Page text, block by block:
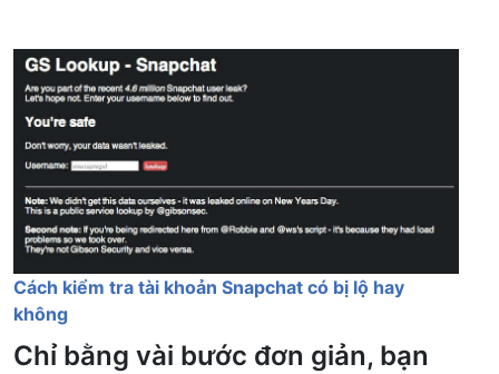
Cách kiểm tra tài khoản Snapchat có bị lộ hay
không
Chỉ bằng vài bước đơn giản, bạn